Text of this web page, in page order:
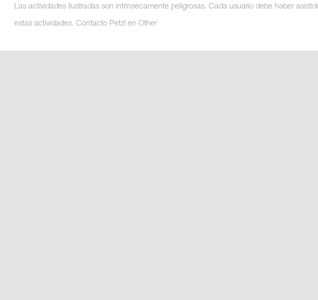
Las actividades ilustradas son intrínsecamente peligrosas. Cada usuario debe haber
estas actividades. Contacto Petzl en Other